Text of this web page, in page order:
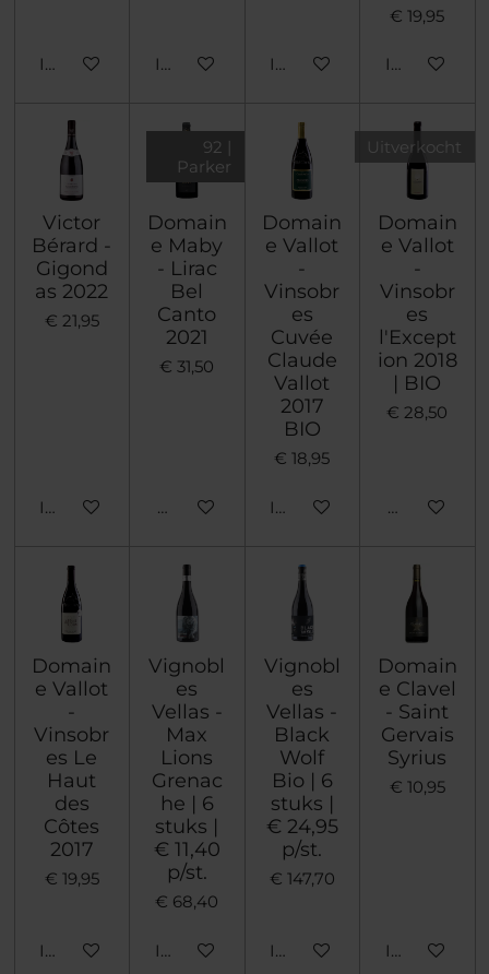
In winkelwagenIn winkelwagenIn winkelwagen
€ 19,95
In
Victor
Bérard -
Gigond
as 2022
€ 21,95
In winkelwagen
92 |
Parker
Domain
e Maby
- Lirac
Bel
Canto
2021
€ 31,50
Houd mij op de hoogte
Domain
e Vallot
-
Vinsobr
es
Cuvée
Claude
Vallot
2017
BIO
€ 18,95
In winkelwagen
Uitverkocht
Domain
e Vallot
-
Vinsobr
es
l'Except
ion 2018
| BIO
€ 28,50
Houd mij
Domain
e Vallot
-
Vinsobr
es Le
Haut
des
Côtes
2017
€ 19,95
In winkelwagen
Vignobl
es
Vellas -
Max
Lions
Grenac
he | 6
stuks |
€ 11,40
p/st.
€ 68,40
In winkelwagen
Vignobl
es
Vellas -
Black
Wolf
Bio | 6
stuks |
€ 24,95
p/st.
€ 147,70
In winkelwagen
Domain
e Clavel
- Saint
Gervais
Syrius
€ 10,95
In